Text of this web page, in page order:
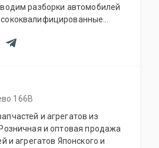
разборки автомобилей
автосервисе проводится
для Вашего
на все услуги
работаем для Вас каждый
166В
и агрегатов из
и оптовая продажа
и агрегатов Японского и